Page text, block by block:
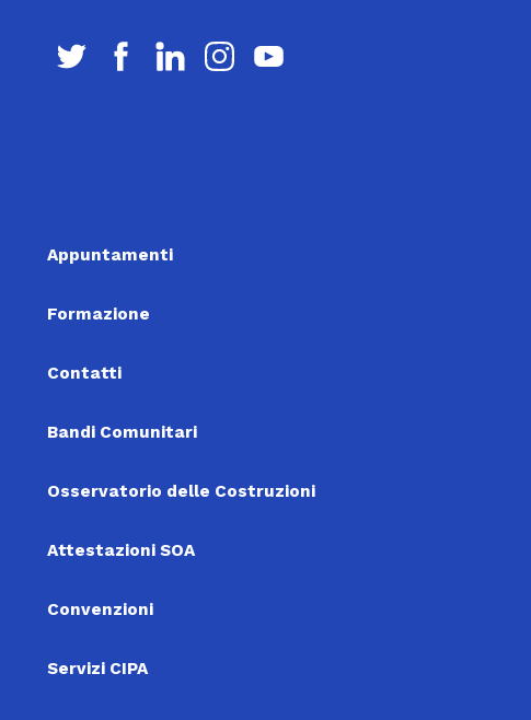
Appuntamenti
Formazione
Contatti
Bandi Comunitari
Osservatorio delle Costruzioni
Attestazioni SOA
Convenzioni
Servizi CIPA